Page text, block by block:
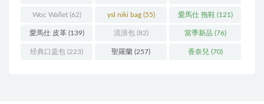
Woc Wallet(62) ysl niki bag(55) 愛馬仕 拖鞋(121)
愛馬仕 皮革(139) 流浪包(82) 當季新品 (76)
经典口盖包 (223) 聖羅蘭 (257) 香奈兒 (70)